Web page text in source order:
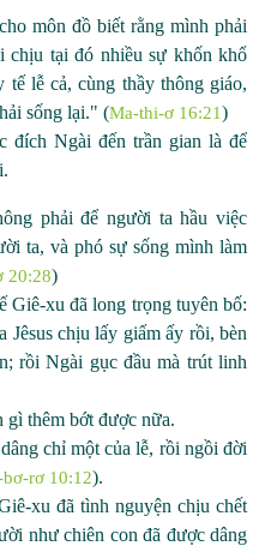
môn đồ biết rằng mình phải
chịu tại đó nhiều sự khốn khổ
lễ cả, cùng thầy thông giáo,
sống lại." (Ma-thi-ơ 16:21)
đích Ngài đến trần gian là để
phải để người ta hầu việc
ta, và phó sự sống mình làm
20:28)
Giê-xu đã long trọng tuyên bố:
chịu lấy giấm ấy rồi, bèn
rồi Ngài gục đầu mà trút linh
gì thêm bớt được nữa.
chỉ một của lễ, rồi ngồi đời
bơ-rơ 10:12).
-xu đã tình nguyện chịu chết
như chiên con đã được dâng